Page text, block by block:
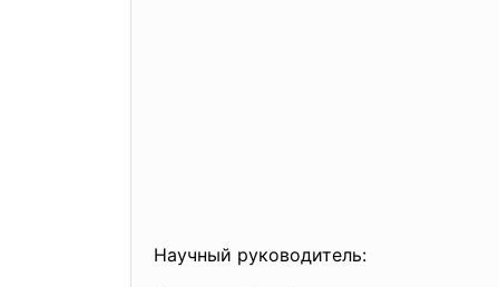
Научный руководитель: